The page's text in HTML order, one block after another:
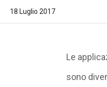
18 Luglio 2017
Le
sono